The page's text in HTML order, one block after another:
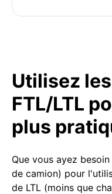
Utilisez
FTL/LTL
plus
Que vous ayez
de camion) pour
de LTL (moins que